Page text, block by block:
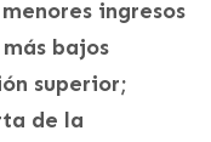
ingresos
bajos
superior;
de la